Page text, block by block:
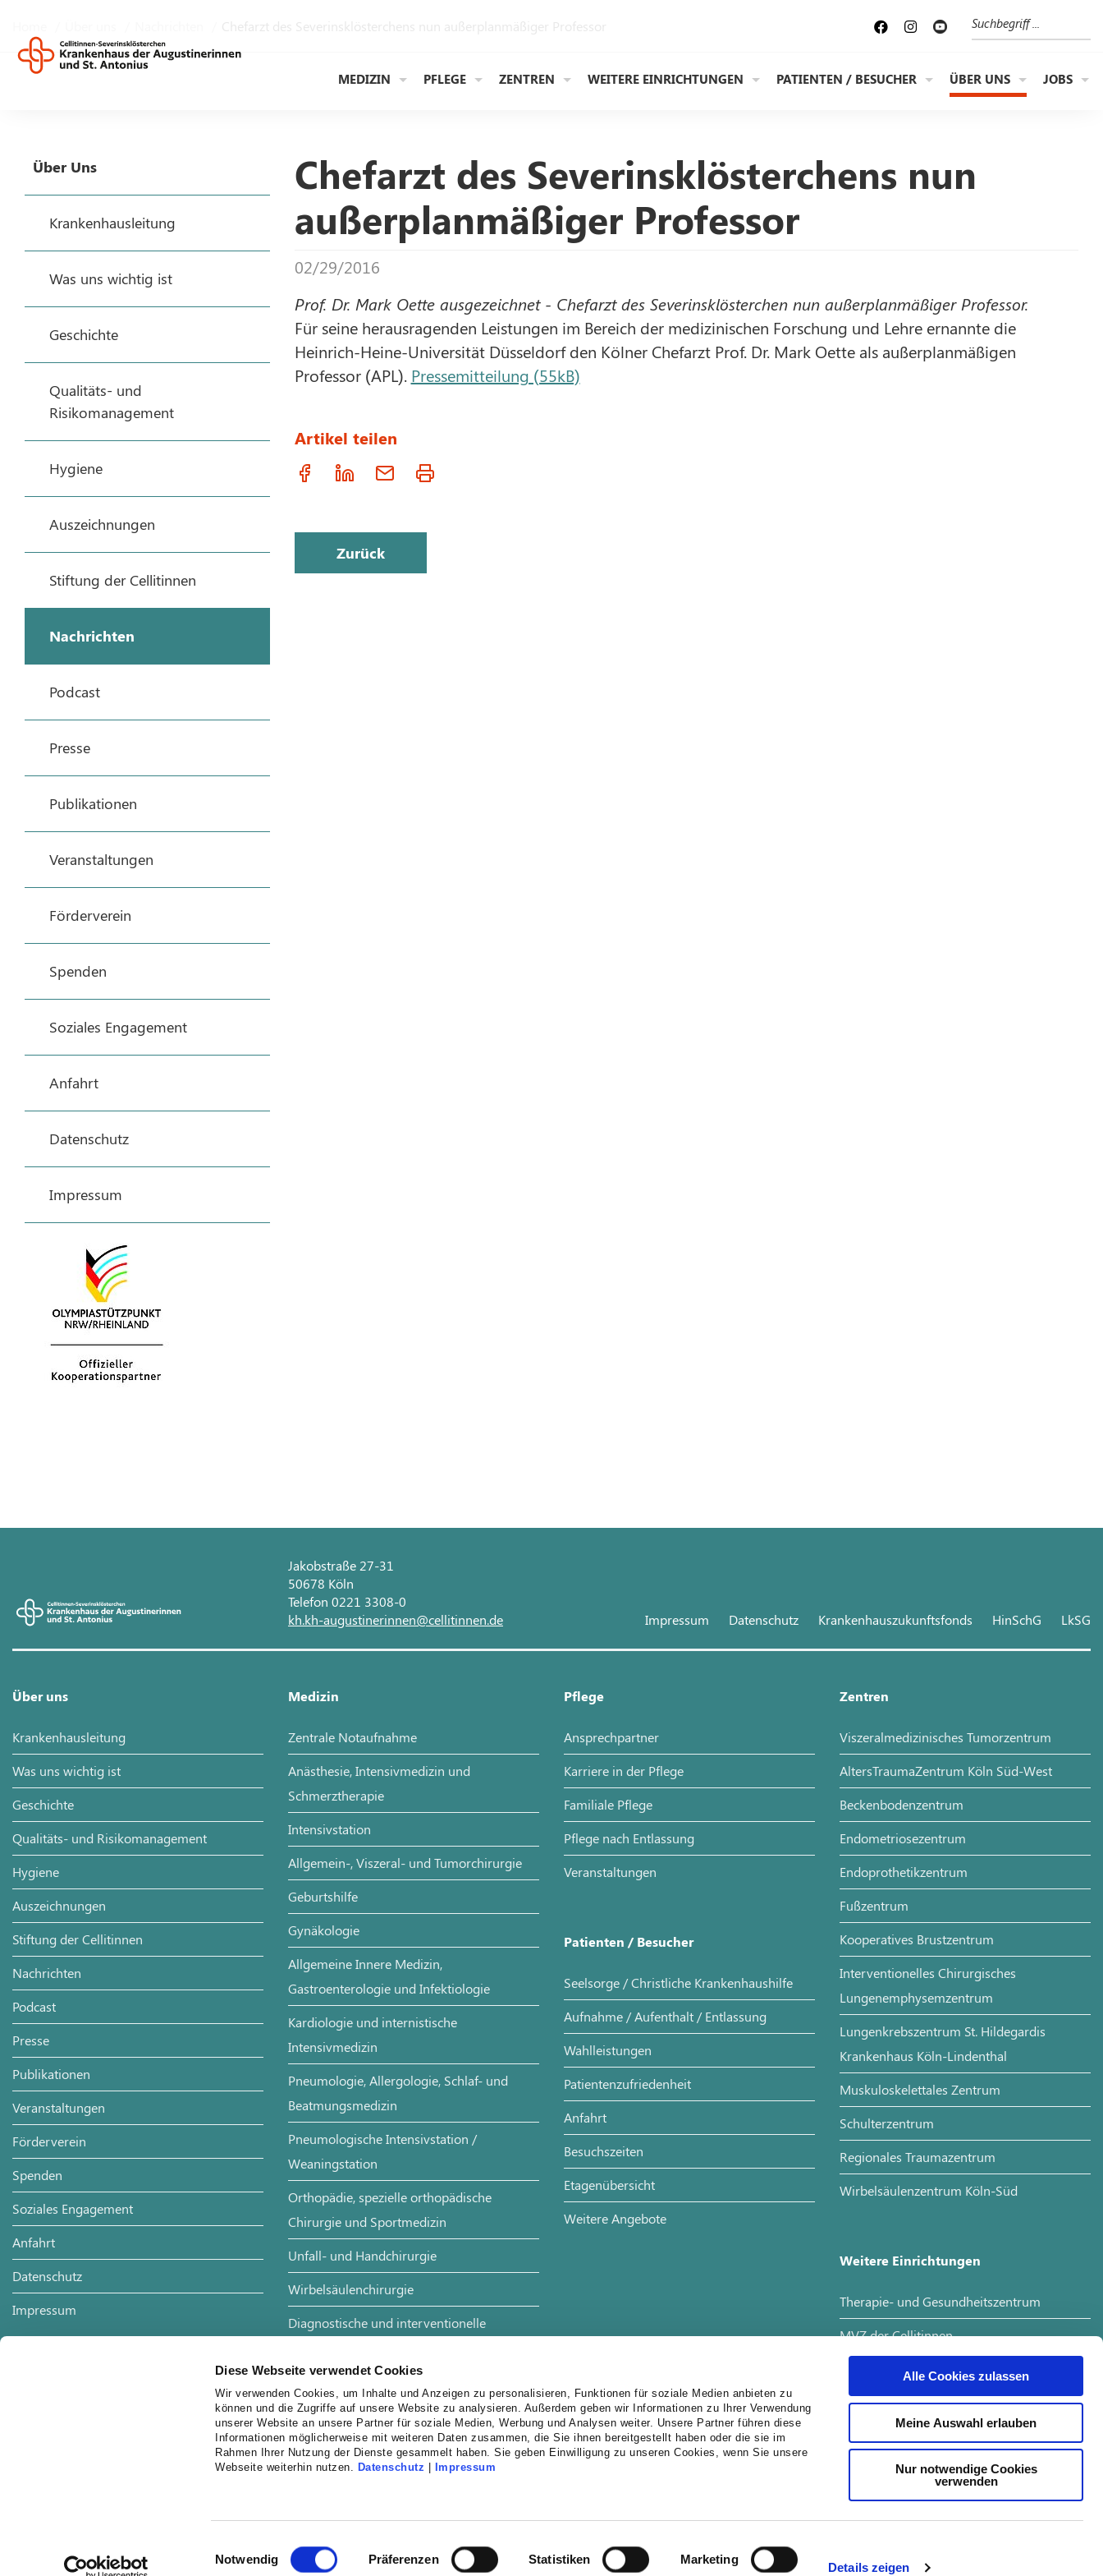
Diese Webseite verwendet Cookies
Wir verwenden Cookies, um Inhalte und Anzeigen zu personalisieren, Funktionen für soziale Medien anbieten zu
können und die Zugriffe auf unsere Website zu analysieren. Außerdem geben wir Informationen zu Ihrer Verwendung
unserer Website an unsere Partner für soziale Medien, Werbung und Analysen weiter. Unsere Partner führen diese
Informationen möglicherweise mit weiteren Daten zusammen, die Sie ihnen bereitgestellt haben oder die sie im
Rahmen Ihrer Nutzung der Dienste gesammelt haben. Sie geben Einwilligung zu unseren Cookies, wenn Sie unsere
Webseite weiterhin nutzen. Datenschutz Impressum
Notwendig
Präferenzen Statistiken Marketing
Details zeigen
Alle Cookies zulassen
Meine Auswahl erlauben
Nur notwendige Cookies
verwenden
Suche
MEDIZIN PFLEGE ZENTREN WEITERE EINRICHTUNGEN PATIENTEN / BESUCHER ÜBER UNS JOBS
Über Uns
Krankenhausleitung
Was uns wichtig ist
Geschichte
Qualitäts- und
Risikomanagement
Hygiene
Auszeichnungen
Stiftung der Cellitinnen
Nachrichten
Podcast
Presse
Publikationen
Veranstaltungen
Förderverein
Spenden
Soziales Engagement
Anfahrt
Datenschutz
Impressum
Chefarzt des Severinsklösterchens nun
außerplanmäßiger Professor
02/29/2016
Prof. Dr. Mark Oette ausgezeichnet - Chefarzt des Severinsklösterchen nun außerplanmäßiger Professor.
Für seine herausragenden Leistungen im Bereich der medizinischen Forschung und Lehre ernannte die
Heinrich-Heine-Universität Düsseldorf den Kölner Chefarzt Prof. Dr. Mark Oette als außerplanmäßigen
Professor (APL). Pressemitteilung (55kB)
Artikel teilen
Zurück
Jakobstraße 27-31
50678 Köln
Telefon 0221 3308-0
kh.kh-augustinerinnen@cellitinnen.de
Impressum Datenschutz Krankenhauszukunftsfonds HinSchG LkSG
Über uns
Krankenhausleitung
Was uns wichtig ist
Geschichte
Qualitäts- und Risikomanagement
Hygiene
Auszeichnungen
Stiftung der Cellitinnen
Nachrichten
Podcast
Presse
Publikationen
Veranstaltungen
Förderverein
Spenden
Soziales Engagement
Anfahrt
Datenschutz
Impressum
Medizin
Zentrale Notaufnahme
Anästhesie, Intensivmedizin und
Schmerztherapie
Intensivstation
Allgemein-, Viszeral- und Tumorchirurgie
Geburtshilfe
Gynäkologie
Allgemeine Innere Medizin,
Gastroenterologie und Infektiologie
Kardiologie und internistische
Intensivmedizin
Pneumologie, Allergologie, Schlaf- und
Beatmungsmedizin
Pneumologische Intensivstation /
Weaningstation
Orthopädie, spezielle orthopädische
Chirurgie und Sportmedizin
Unfall- und Handchirurgie
Wirbelsäulenchirurgie
Diagnostische und interventionelle
Pflege
Ansprechpartner
Karriere in der Pflege
Familiale Pflege
Pflege nach Entlassung
Veranstaltungen
Patienten / Besucher
Seelsorge / Christliche Krankenhaushilfe
Aufnahme / Aufenthalt / Entlassung
Wahlleistungen
Patientenzufriedenheit
Anfahrt
Besuchszeiten
Etagenübersicht
Weitere Angebote
Zentren
Viszeralmedizinisches Tumorzentrum
AltersTraumaZentrum Köln Süd-West
Beckenbodenzentrum
Endometriosezentrum
Endoprothetikzentrum
Fußzentrum
Kooperatives Brustzentrum
Interventionelles Chirurgisches
Lungenemphysemzentrum
Lungenkrebszentrum St. Hildegardis
Krankenhaus Köln-Lindenthal
Muskuloskelettales Zentrum
Schulterzentrum
Regionales Traumazentrum
Wirbelsäulenzentrum Köln-Süd
Weitere Einrichtungen
Therapie- und Gesundheitszentrum
MVZ der Cellitinnen
Interdisziplinäres Tumorboard
Jobs